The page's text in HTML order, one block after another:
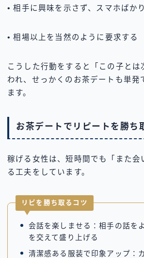
• 相手に興味を示さず、スマホばか
• 相場以上を当然のように要求する
こうした行動をすると「この子とは
われ、せっかくのお茶デートも単発
ます。
お茶デートでリピートを勝ち
稼げる女性は、短時間でも「また会
る工夫をしています。
リピを勝ち取るコツ
会話を楽しませる：相手の話を
を交えて盛り上げる
清潔感ある服装で印象アップ：